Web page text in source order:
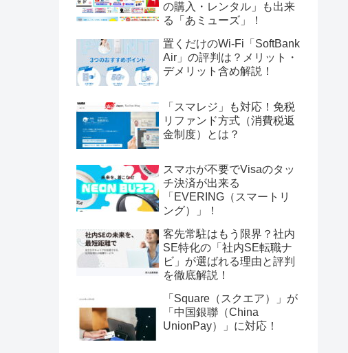
の購入・レンタル」も出来
る「あミューズ」！
置くだけのWi-Fi「SoftBank
Air」の評判は？メリット・
デメリット含め解説！
「スマレジ」も対応！免税
リファンド方式（消費税返
金制度）とは？
スマホが不要でVisaのタッ
チ決済が出来る
「EVERING（スマートリ
ング）」！
客先常駐はもう限界？社内
SE特化の「社内SE転職ナ
ビ」が選ばれる理由と評判
を徹底解説！
「Square（スクエア）」が
「中国銀聯（China
UnionPay）」に対応！